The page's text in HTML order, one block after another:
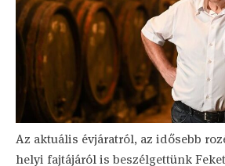
Az aktuális évjáratról, az idősebb
helyi fajtájáról is beszélgettünk